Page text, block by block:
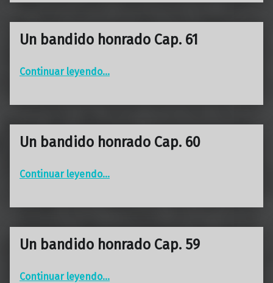
Un bandido honrado Cap. 61
Continuar leyendo…
Un bandido honrado Cap. 60
Continuar leyendo…
Un bandido honrado Cap. 59
Continuar leyendo…